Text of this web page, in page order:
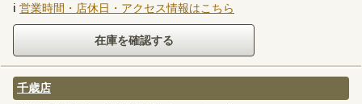
ℹ 営業時間・店休日・アクセス情報はこちら
千歳店